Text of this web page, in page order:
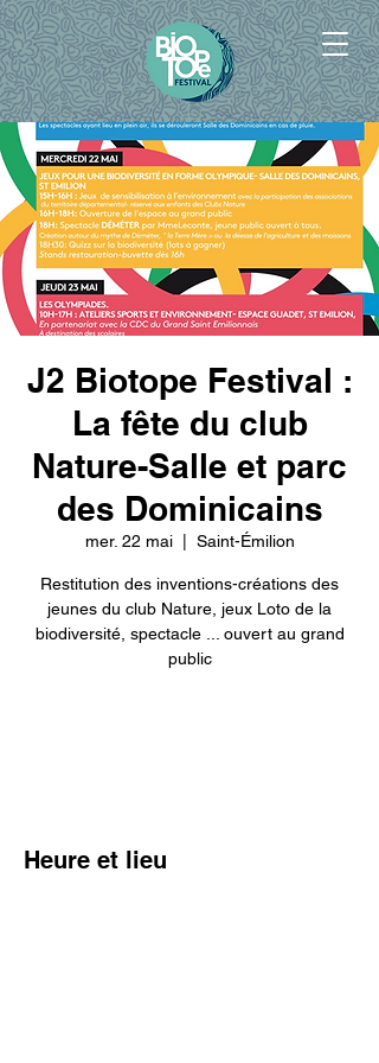
J2 Biotope Festival :
La fête du club
Nature-Salle et parc
des Dominicains
mer. 22 mai
  |
Saint-Émilion
Restitution des inventions-créations des
jeunes du club Nature, jeux Loto de la
biodiversité, spectacle ... ouvert au grand
public
Heure et lieu